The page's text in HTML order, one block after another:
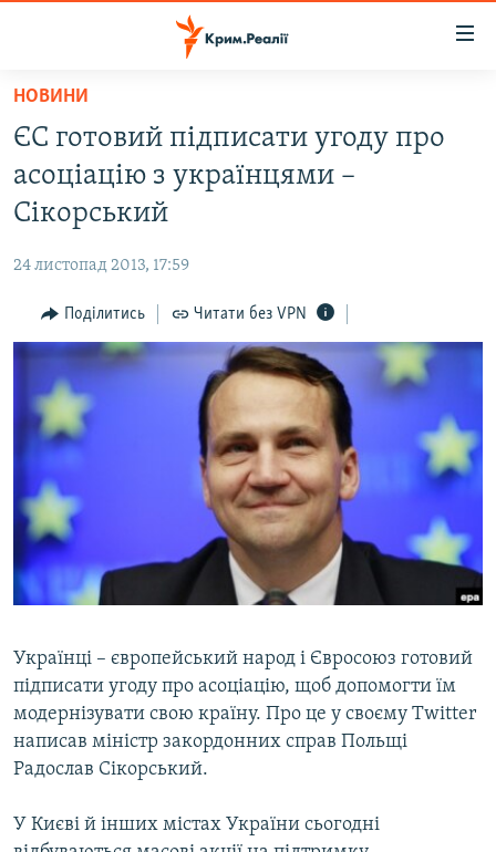
Перейти
основного
матеріалу
Перейти
до
основної
Перейти
до
пошуку
ВІДЕО ТА ФОТО
БЛОГИ
ПОГЛЯД
ІНТЕРВ'Ю
ВСЕ ЗА ДЕНЬ
СПЕЦПРОЕКТИ
ДЕПОРТАЦІЯ
ВІДЕОУРОКИ «ELIFBE»
СВІДЧЕННЯ ОКУПАЦІЇ
УКРАЇНСЬКА ПРОБЛЕМА КРИМУ
ЯК ОБІЙТИ БЛОКУВАННЯ
Русский
Qırımtatar
Усі сайти RFE/RL
НОВИНИ
ЄС готовий підписати угоду про
асоціацію з українцями –
Сікорський
24 листопад 2013, 17:59
Поділитись Читати без VPN
Українці – європейський народ і Євросоюз готовий
підписати угоду про асоціацію, щоб допомогти їм
модернізувати свою країну. Про це у своєму Twitter
написав міністр закордонних справ Польщі
Радослав Сікорський.
У Києві й інших містах України сьогодні